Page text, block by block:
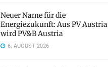
Neuer Name für die
Energiezukunft: Aus PV Austria
wird PV&B Austria
6. AUGUST 2026